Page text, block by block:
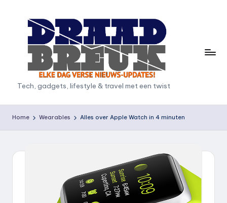
D
r
a
d
Tech, gadgets, lifestyle & travel met een twist
Home Wearables Alles over Apple Watch in 4 minuten